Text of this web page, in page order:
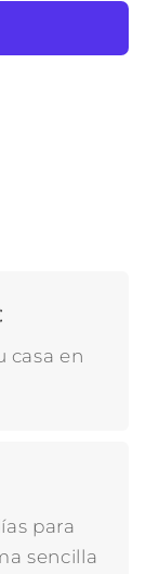
casa en
para
sencilla